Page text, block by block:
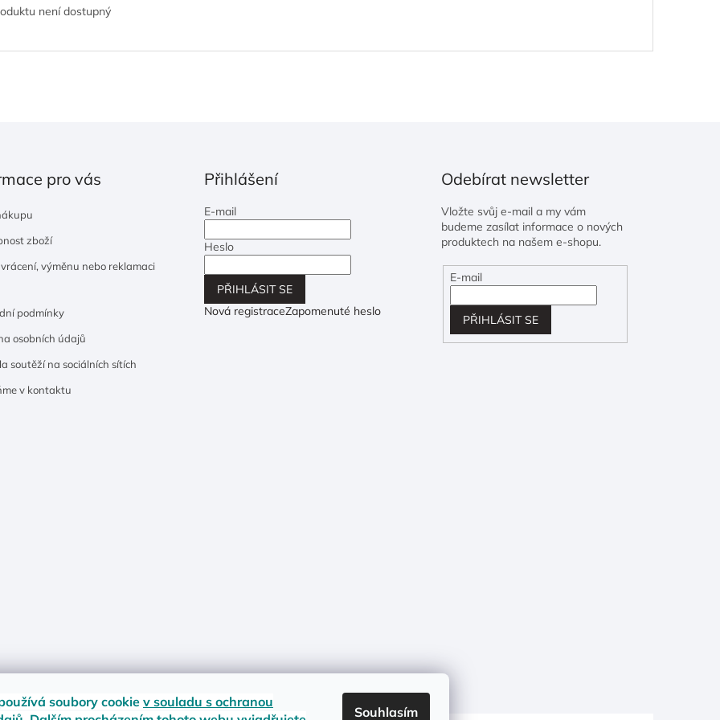
soubory cookiev souladu s ochranou
Souhlasím
není dostupný
pro vás
zboží
vrácení, výměnu nebo reklamaci
podmínky
osobních údajů
soutěží na sociálních sítích
v kontaktu
Přihlášení
E-mail
Heslo
PŘIHLÁSIT SE
Nová registraceZapomenuté heslo
Odebírat newsletter
Vložte svůj e-mail a my vám
budeme zasílat informace o nových
produktech na našem e-shopu.
E-mail
PŘIHLÁSIT SE